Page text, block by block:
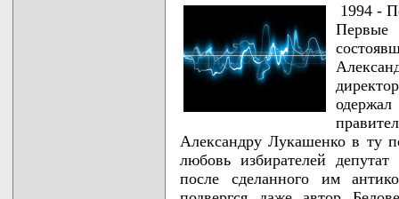
1994 -
Первые
Александру Лукашенко в ту
любовь избирателей
после сделанного им